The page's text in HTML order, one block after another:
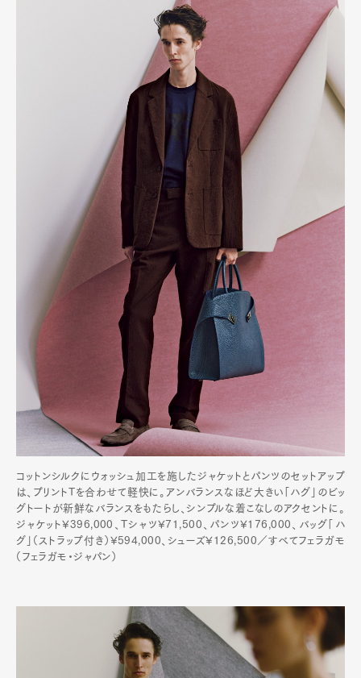
コットンシルクにウォッシュ加工を施したジャケットとパンツのセットアップ
は、プリントTを合わせて軽快に。アンバランスなほど大きい「ハグ」のビッ
グトートが新鮮なバランスをもたらし、シンプルな着こなしのアクセントに。
ジャケット¥396,000、Tシャツ¥71,500、パンツ¥176,000、バッグ「ハ
グ」（ストラップ付き）¥594,000、シューズ¥126,500／すべてフェラガモ
（フェラガモ・ジャパン）